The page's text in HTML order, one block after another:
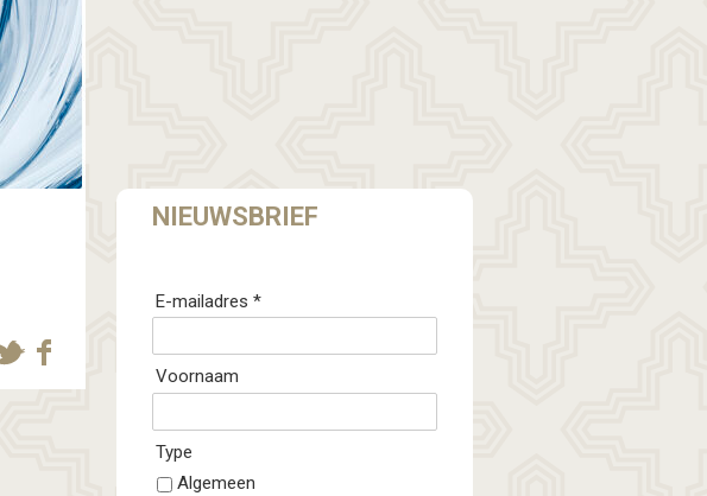
NIEUWSBRIEF
E-mailadres *
Voornaam
Type
Algemeen